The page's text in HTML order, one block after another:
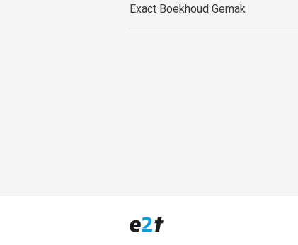
Exact Boekhoud Gemak